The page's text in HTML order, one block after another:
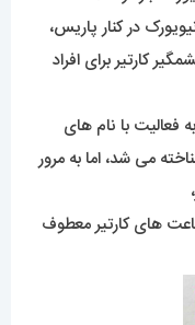
های فرانسه گذر کرده و
باز کردند.
در کنار پاریس،
کارتیر برای افراد
فعالیت با نام های
می شد، اما به مرور
های کارتیر معطوف